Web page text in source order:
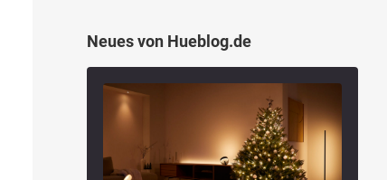
Neues von Hueblog.de